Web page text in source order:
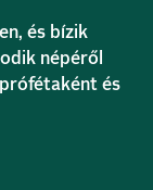
és bízik
népéről
és